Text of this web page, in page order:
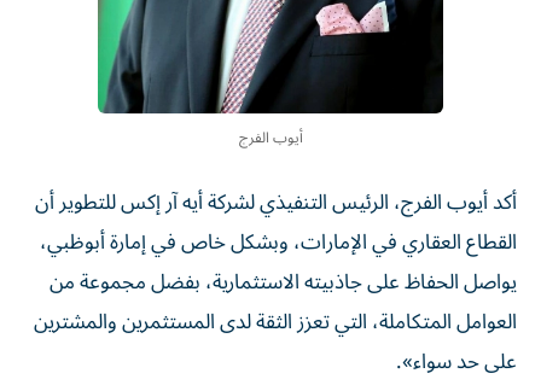
أيوب الفرج
أكد أيوب الفرج، الرئيس التنفيذي لشركة أيه آر إكس للتطوير أن
القطاع العقاري في الإمارات، وبشكل خاص في إمارة أبوظبي،
يواصل الحفاظ على جاذبيته الاستثمارية، بفضل مجموعة من
العوامل المتكاملة، التي تعزز الثقة لدى المستثمرين والمشترين
على حد سواء».